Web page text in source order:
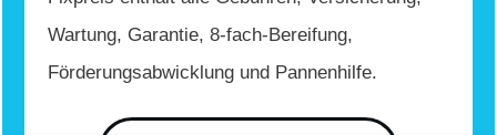
Wartung, Garantie, 8-fach-Bereifung,
Förderungsabwicklung und Pannenhilfe.